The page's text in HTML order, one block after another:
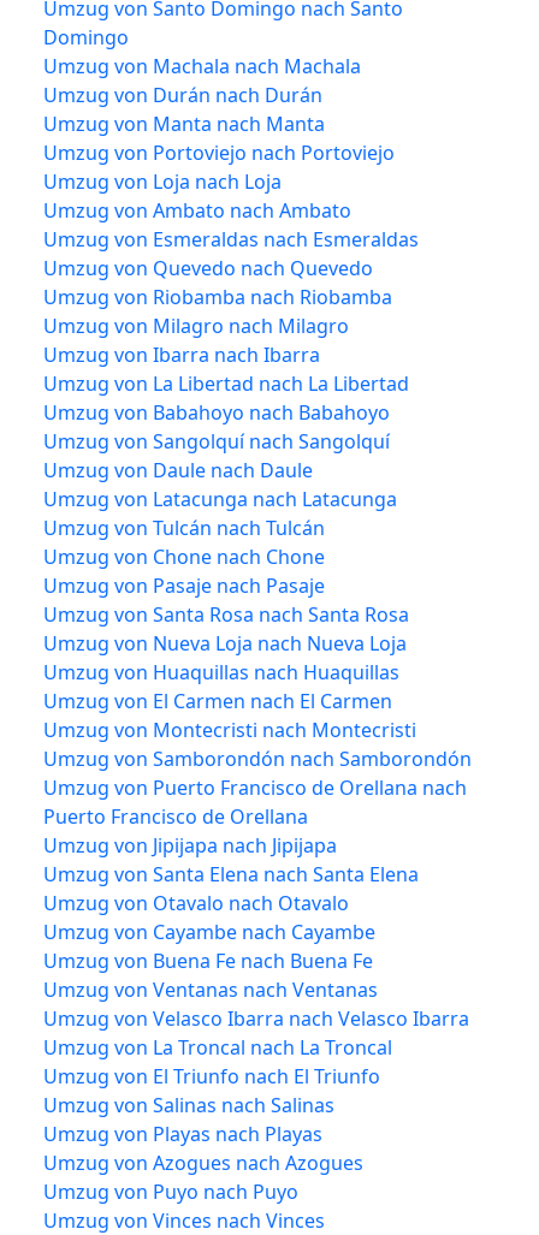
Umzug von Santo Domingo nach Santo
Domingo
Umzug von Machala nach Machala
Umzug von Durán nach Durán
Umzug von Manta nach Manta
Umzug von Portoviejo nach Portoviejo
Umzug von Loja nach Loja
Umzug von Ambato nach Ambato
Umzug von Esmeraldas nach Esmeraldas
Umzug von Quevedo nach Quevedo
Umzug von Riobamba nach Riobamba
Umzug von Milagro nach Milagro
Umzug von Ibarra nach Ibarra
Umzug von La Libertad nach La Libertad
Umzug von Babahoyo nach Babahoyo
Umzug von Sangolquí nach Sangolquí
Umzug von Daule nach Daule
Umzug von Latacunga nach Latacunga
Umzug von Tulcán nach Tulcán
Umzug von Chone nach Chone
Umzug von Pasaje nach Pasaje
Umzug von Santa Rosa nach Santa Rosa
Umzug von Nueva Loja nach Nueva Loja
Umzug von Huaquillas nach Huaquillas
Umzug von El Carmen nach El Carmen
Umzug von Montecristi nach Montecristi
Umzug von Samborondón nach Samborondón
Umzug von Puerto Francisco de Orellana nach
Puerto Francisco de Orellana
Umzug von Jipijapa nach Jipijapa
Umzug von Santa Elena nach Santa Elena
Umzug von Otavalo nach Otavalo
Umzug von Cayambe nach Cayambe
Umzug von Buena Fe nach Buena Fe
Umzug von Ventanas nach Ventanas
Umzug von Velasco Ibarra nach Velasco Ibarra
Umzug von La Troncal nach La Troncal
Umzug von El Triunfo nach El Triunfo
Umzug von Salinas nach Salinas
Umzug von Playas nach Playas
Umzug von Azogues nach Azogues
Umzug von Puyo nach Puyo
Umzug von Vinces nach Vinces